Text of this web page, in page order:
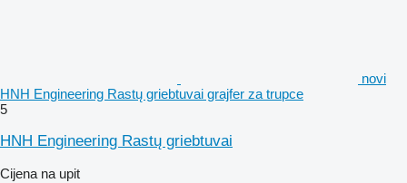
novi
HNH Engineering Rastų griebtuvai grajfer za trupce
5
HNH Engineering Rastų griebtuvai
Cijena na upit